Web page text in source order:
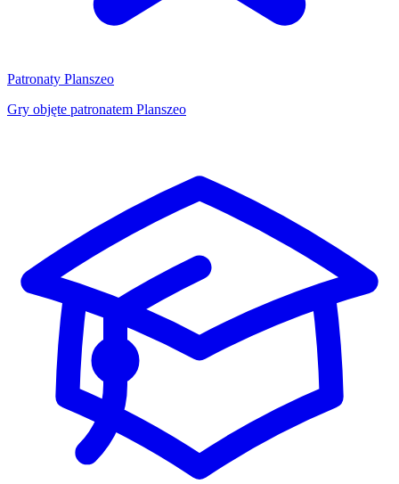
Patronaty Planszeo
Gry objęte patronatem Planszeo